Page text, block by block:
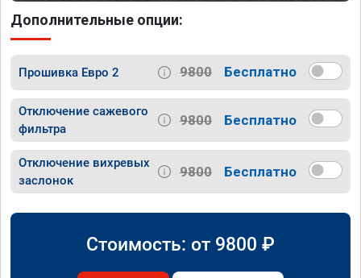
Дополнительные опции:
Прошивка Евро 2 9800 Бесплатно
Отключение сажевого
фильтра
9800 Бесплатно
Отключение вихревых
заслонок
9800 Бесплатно
Стоимость: от 9800 ₽